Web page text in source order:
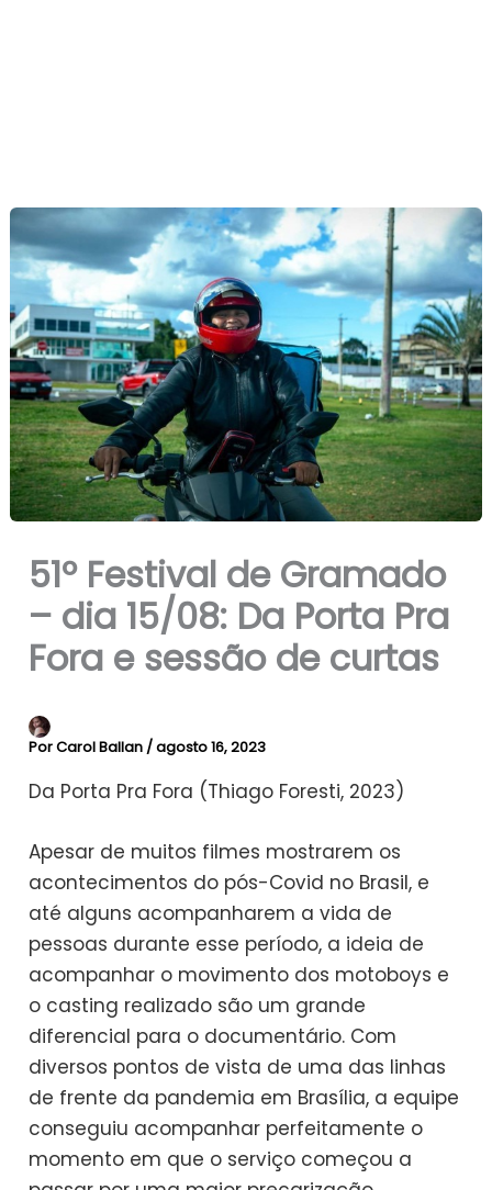
51º Festival de Gramado
– dia 15/08: Da Porta Pra
Fora e sessão de curtas
PorCarol Ballan /agosto 16, 2023
Da Porta Pra Fora (Thiago Foresti, 2023)
Apesar de muitos filmes mostrarem os
acontecimentos do pós-Covid no Brasil, e
até alguns acompanharem a vida de
pessoas durante esse período, a ideia de
acompanhar o movimento dos motoboys e
o casting realizado são um grande
diferencial para o documentário. Com
diversos pontos de vista de uma das linhas
de frente da pandemia em Brasília, a equipe
conseguiu acompanhar perfeitamente o
momento em que o serviço começou a